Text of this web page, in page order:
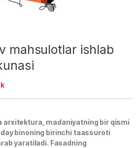
mahsulotlar ishlab
arxitektura, madaniyatning bir qismi
binoning birinchi taassuroti
yaratiladi. Fasadning